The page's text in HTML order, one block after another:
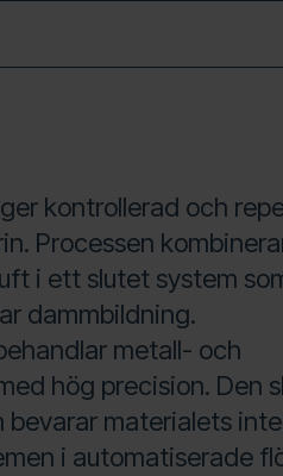
kontrollerad och
Processen
i ett slutet system
dammbildning.
metall- och
hög precision. Den
bevarar materialets
i automatiserade